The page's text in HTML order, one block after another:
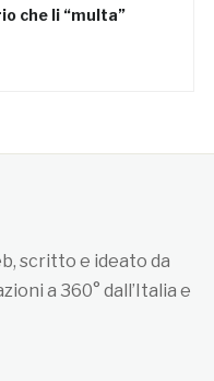
che li “multa”
scritto e ideato da
a 360° dall’Italia e